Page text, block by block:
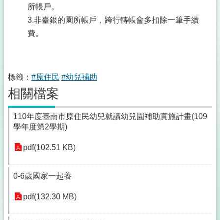
所帳戶。
3.非臺銀的園所帳戶，跨行轉帳會多扣除一筆手續
費。
標籤： #原住民 #幼兒補助
相關檔案
110年度臺南市原住民幼兒就讀幼兒園補助實施計畫(109
學年度第2學期)
pdf(102.51 KB)
0-6歲國家一起養
pdf(132.30 MB)